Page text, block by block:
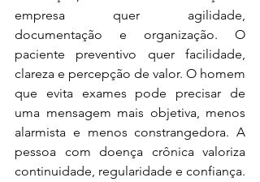
empresa quer agilidade,
documentação e organização. O
paciente preventivo quer facilidade,
clareza e percepção de valor. O homem
que evita exames pode precisar de
uma mensagem mais objetiva, menos
alarmista e menos constrangedora. A
pessoa com doença crônica valoriza
continuidade, regularidade e confiança.